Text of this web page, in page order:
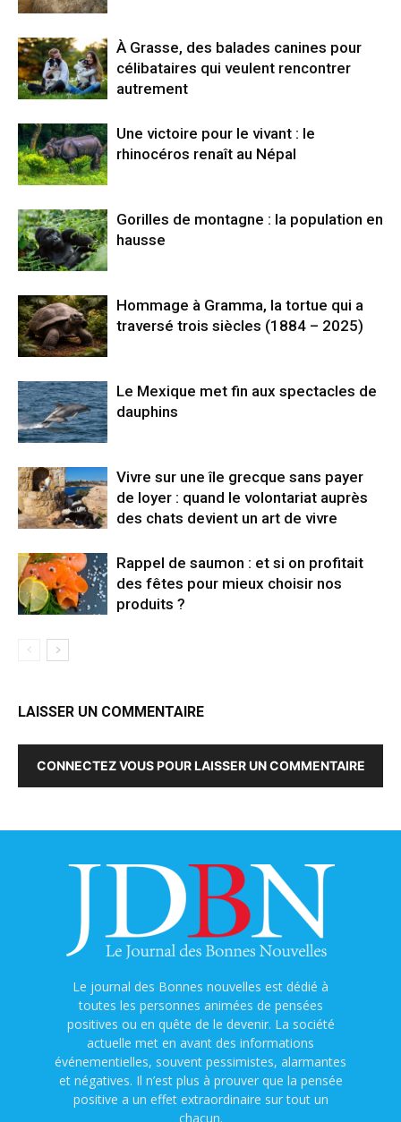
À Grasse, des balades canines pour
célibataires qui veulent rencontrer
autrement
Une victoire pour le vivant : le
rhinocéros renaît au Népal
Gorilles de montagne : la population en
hausse
Hommage à Gramma, la tortue qui a
traversé trois siècles (1884 – 2025)
Le Mexique met fin aux spectacles de
dauphins
Vivre sur une île grecque sans payer
de loyer : quand le volontariat auprès
des chats devient un art de vivre
Rappel de saumon : et si on profitait
des fêtes pour mieux choisir nos
produits ?
LAISSER UN COMMENTAIRE
CONNECTEZ VOUS POUR LAISSER UN COMMENTAIRE
Le journal des Bonnes nouvelles est dédié à
toutes les personnes animées de pensées
positives ou en quête de le devenir. La société
actuelle met en avant des informations
événementielles, souvent pessimistes, alarmantes
et négatives. Il n’est plus à prouver que la pensée
positive a un effet extraordinaire sur tout un
chacun.